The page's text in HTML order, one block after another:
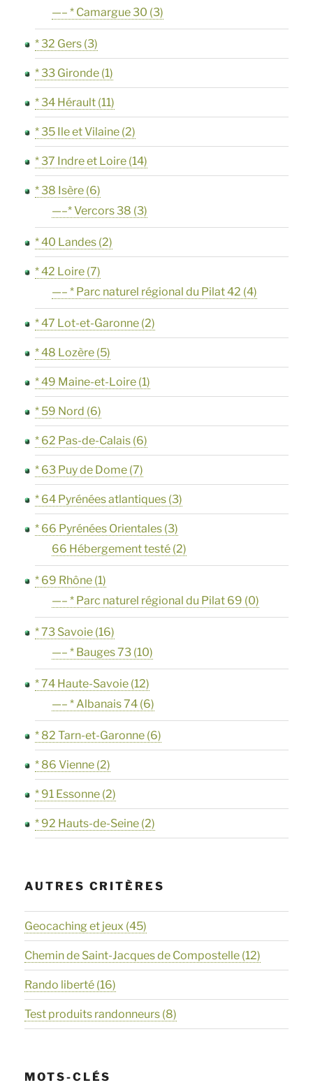
—– * Camargue 30 (3)
* 32 Gers (3)
* 33 Gironde (1)
* 34 Hérault (11)
* 35 Ile et Vilaine (2)
* 37 Indre et Loire (14)
* 38 Isère (6)
—–* Vercors 38 (3)
* 40 Landes (2)
* 42 Loire (7)
—– * Parc naturel régional du Pilat 42 (4)
* 47 Lot-et-Garonne (2)
* 48 Lozère (5)
* 49 Maine-et-Loire (1)
* 59 Nord (6)
* 62 Pas-de-Calais (6)
* 63 Puy de Dome (7)
* 64 Pyrénées atlantiques (3)
* 66 Pyrénées Orientales (3)
66 Hébergement testé (2)
* 69 Rhône (1)
—– * Parc naturel régional du Pilat 69 (0)
* 73 Savoie (16)
—– * Bauges 73 (10)
* 74 Haute-Savoie (12)
—– * Albanais 74 (6)
* 82 Tarn-et-Garonne (6)
* 86 Vienne (2)
* 91 Essonne (2)
* 92 Hauts-de-Seine (2)
AUTRES CRITÈRES
Geocaching et jeux (45)
Chemin de Saint-Jacques de Compostelle (12)
Rando liberté (16)
Test produits randonneurs (8)
MOTS-CLÉS